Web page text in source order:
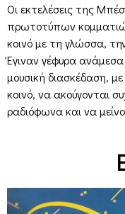
Οι εκτελέσεις της
πρωτοτύπων
κοινό με τη γλώσσα,
Έγιναν γέφυρα
μουσική διασκέδαση,
κοινό, να ακούγονται
ραδιόφωνα και να